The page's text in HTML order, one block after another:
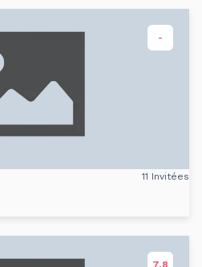
-
11 Invitées